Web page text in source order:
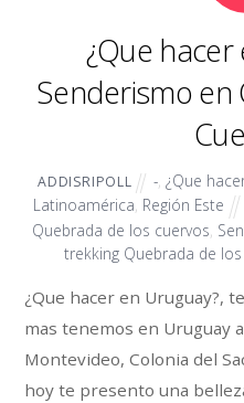
¿Que hacer
Senderismo
ADDISRIPOLL -, ¿Que
Latinoamérica, Región Este
Quebrada de los cuervos,
trekking Quebrada de
¿Que hacer en Uruguay?,
mas tenemos en Uruguay
Montevideo, Colonia del
hoy te presento una